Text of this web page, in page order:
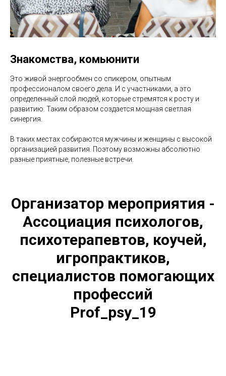
Знакомства, комьюнити
Это живой энергообмен со спикером, опытным
профессионалом своего дела. И с участниками, а это
определенный слой людей, которые стремятся к росту и
развитию. Таким образом создается мощная светлая
синергия.
В таких местах собираются мужчины и женщины с высокой
организацией развития. Поэтому возможны абсолютно
разные приятные, полезные встречи.
Организатор мероприятия -
Ассоциация психологов,
психотерапевтов, коучей,
игропрактиков,
специалистов помогающих
профессий
Prof_psy_19